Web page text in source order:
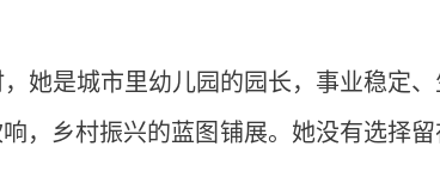
她是城市里幼儿园的园长，事业稳定
，乡村振兴的蓝图铺展。她没有选择